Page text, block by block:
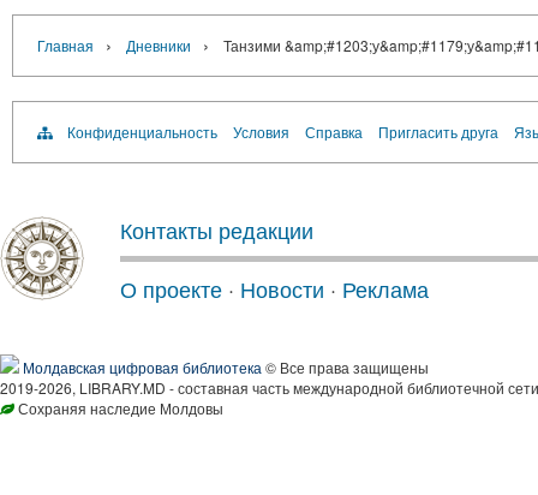
Главная › Дневники › Танзими
Конфиденциальность Условия Справка Пригласить друга
Контакты редакции
О проекте · Новости · Реклама
Молдавская цифровая библиотека © Все права защищены
2019-2026, LIBRARY.MD - составная часть международной библиотечной
Сохраняя наследие Молдовы